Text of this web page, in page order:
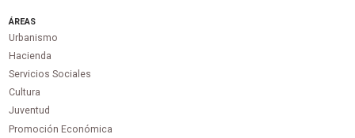
ÁREAS
Urbanismo
Hacienda
Servicios Sociales
Cultura
Juventud
Promoción Económica